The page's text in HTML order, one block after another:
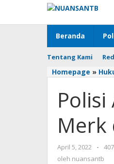
konten
Beranda
Tentang Kami
Homepage »
Merk
April 5, 2022
oleh
-
oleh nuansantb